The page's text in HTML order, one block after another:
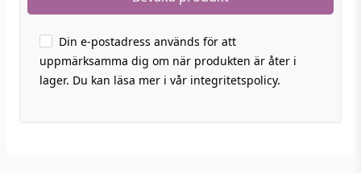
Din e-postadress används för att
uppmärksamma dig om när produkten är åter i
lager. Du kan läsa mer i vår integritetspolicy.